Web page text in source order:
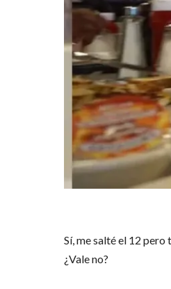
Sí, me salté el 12
¿Vale no?